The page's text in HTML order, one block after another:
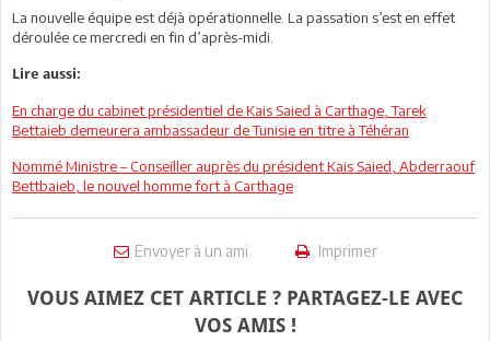
La nouvelle équipe est déjà opérationnelle. La passation s’est en effet
déroulée ce mercredi en fin d’après-midi.
Lire aussi:
En charge du cabinet présidentiel de Kais Saied à Carthage, Tarek
Bettaieb demeurera ambassadeur de Tunisie en titre à Téhéran
Nommé Ministre – Conseiller auprès du président Kais Saied, Abderraouf
Bettbaieb, le nouvel homme fort à Carthage
Envoyer à un ami Imprimer
VOUS AIMEZ CET ARTICLE ? PARTAGEZ-LE AVEC
VOS AMIS !